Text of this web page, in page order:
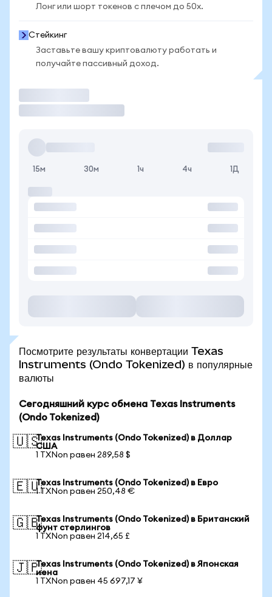
Лонг или шорт токенов с плечом до 50x.
Стейкинг
Заставьте вашу криптовалюту работать и
получайте пассивный доход.
15м 30м 1ч 4ч 1Д
Посмотрите результаты конвертации Texas
Instruments (Ondo Tokenized) в популярные
валюты
Сегодняшний курс обмена Texas Instruments
(Ondo Tokenized)
🇺🇸Texas Instruments (Ondo Tokenized) в Доллар
США
1 TXNon равен 289,58 $
🇪🇺Texas Instruments (Ondo Tokenized) в Евро
1 TXNon равен 250,48 €
🇬🇧Texas Instruments (Ondo Tokenized) в Британский
фунт стерлингов
1 TXNon равен 214,65 £
🇯🇵Texas Instruments (Ondo Tokenized) в Японская
иена
1 TXNon равен 45 697,17 ¥